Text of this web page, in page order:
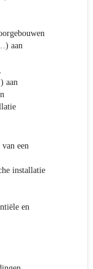
aan
aan
een
installatie
en